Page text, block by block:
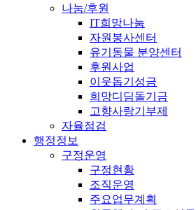
나눔/후원
IT희망나눔
자원봉사센터
유기동물 분양센터
후원사업
이웃돕기성금
희망디딤돌기금
고향사랑기부제
자율점검
행정정보
구정운영
구정현황
조직운영
주요업무계획